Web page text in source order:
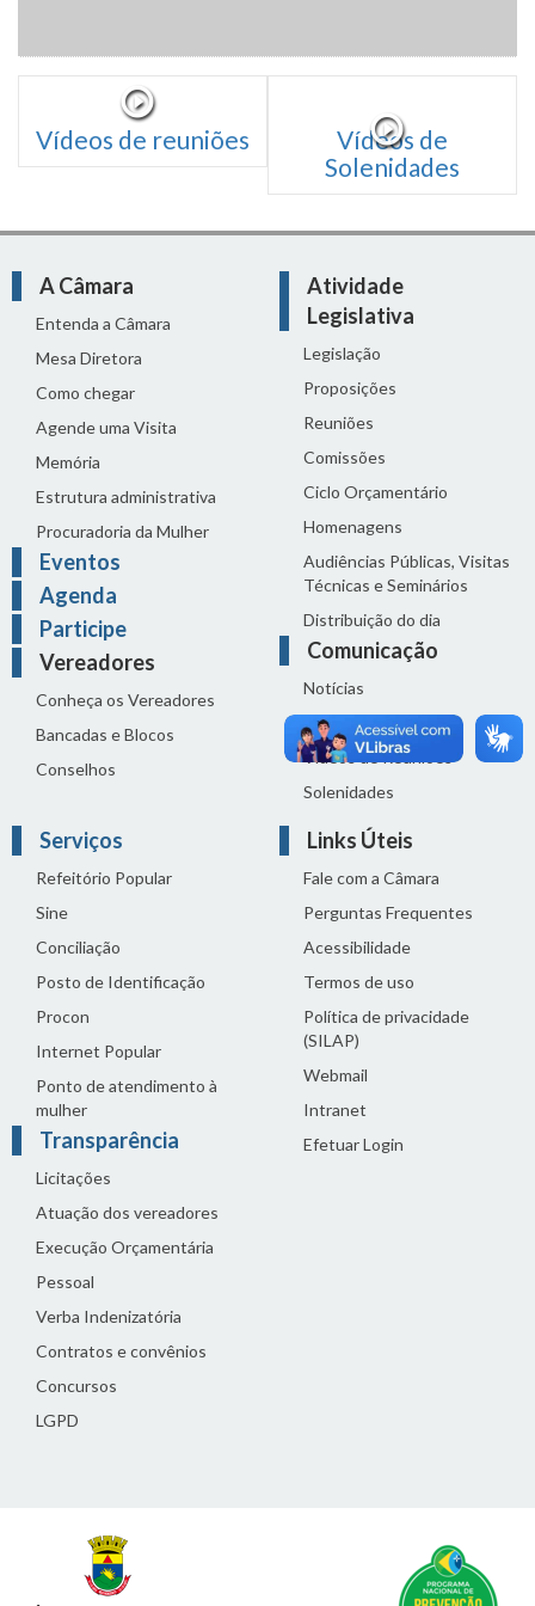
Vídeos de reuniões
Vídeos de
Solenidades
A Câmara
Entenda a Câmara
Mesa Diretora
Como chegar
Agende uma Visita
Memória
Estrutura administrativa
Procuradoria da Mulher
Eventos
Agenda
Participe
Vereadores
Conheça os Vereadores
Bancadas e Blocos
Conselhos
Atividade
Legislativa
Legislação
Proposições
Reuniões
Comissões
Ciclo Orçamentário
Homenagens
Audiências Públicas, Visitas
Técnicas e Seminários
Distribuição do dia
Comunicação
Notícias
Sala de Imprensa
Vídeos de Reuniões
Solenidades
Serviços
Refeitório Popular
Sine
Conciliação
Posto de Identificação
Procon
Internet Popular
Ponto de atendimento à
mulher
Transparência
Licitações
Atuação dos vereadores
Execução Orçamentária
Pessoal
Verba Indenizatória
Contratos e convênios
Concursos
LGPD
Links Úteis
Fale com a Câmara
Perguntas Frequentes
Acessibilidade
Termos de uso
Política de privacidade
(SILAP)
Webmail
Intranet
Efetuar Login